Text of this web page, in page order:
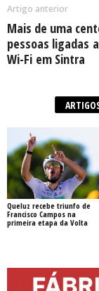
Artigo anterior
Mais de uma
pessoas ligadas
Wi-Fi em Sintra
Queluz recebe triunfo de
Francisco Campos na
primeira etapa da Volta